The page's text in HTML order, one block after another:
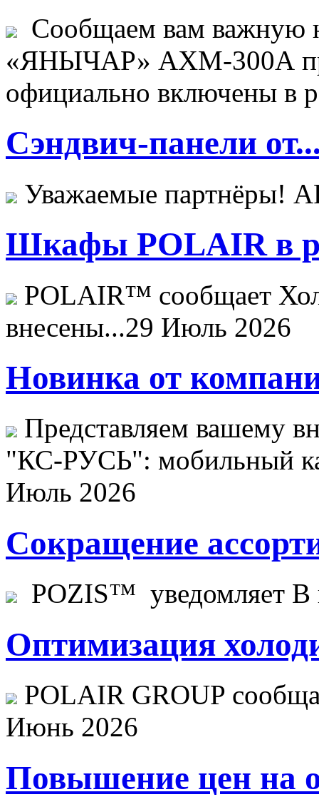
Сообщаем вам важную
«ЯНЫЧАР» АХМ-300А
официально включены в
Сэндвич-панели
Уважаемые
Шкафы POLAIR в
POLAIR™ сообщает
внесены...29 Июль 2026
Новинка от
Представляем вашему
"КС-РУСЬ": мобильный
Июль 2026
Сокращение
POZIS™ уведомляет В
Оптимизация
POLAIR GROUP
Июнь 2026
Повышение цен на